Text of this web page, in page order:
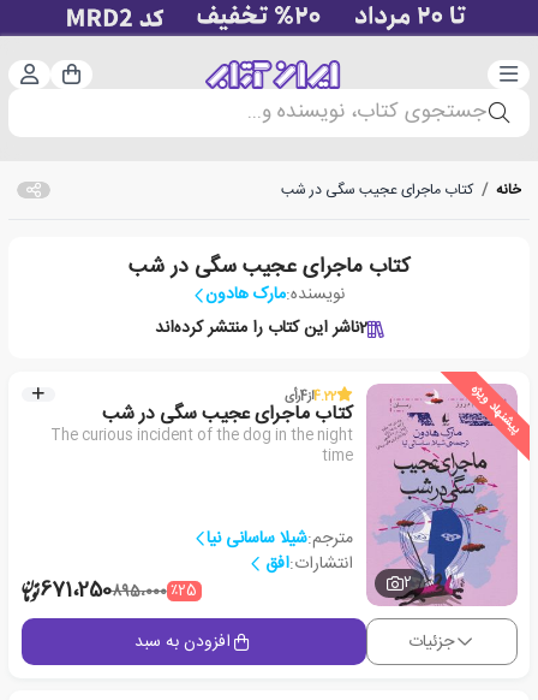
دسته‌بندی سبد
جستجوی کتاب، نویسنده و...
خانه / کتاب ماجرای عجیب سگی در شب
کتاب ماجرای عجیب سگی در شب
نویسنده:مارک هادون
2ناشر این کتاب را منتشر کرده‌اند
پیشنهاد ویژه
2
4.22از4رأی
کتاب ماجرای عجیب سگی در شب
The curious incident of the dog in the night
time
مترجم:شیلا ساسانی نیا
انتشارات:افق
٪25895،000671،250
جزئیات افزودن به سبد